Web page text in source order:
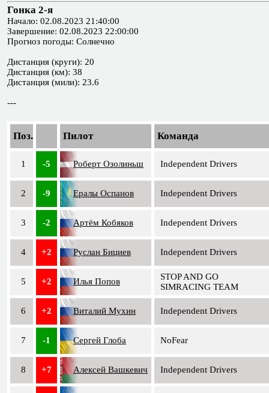
Гонка 2-я
Начало: 02.08.2023 21:40:00
Завершение: 02.08.2023 22:00:00
Прогноз погоды: Солнечно
Дистанция (круги): 20
Дистанция (км): 38
Дистанция (мили): 23.6
---
Поз. Пилот Команда
1 -5 Роберт Озолиньш Independent Drivers
2 -9 Ералы Оспанов Independent Drivers
3 -2 Артём Кобяков Independent Drivers
4 +2 Руслан Бициев Independent Drivers
5 +2 Илья Попов
STOP AND GO
SIMRACING TEAM
6 +2 Виталий Мухин Independent Drivers
7 -1 Сергей Глоба NoFear
8 +7 Алексей Вашкевич Independent Drivers